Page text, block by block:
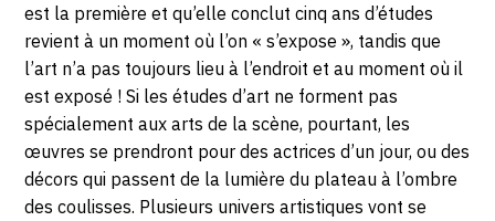
est la première et qu’elle conclut cinq ans d’études
revient à un moment où l’on « s’expose », tandis que
l’art n’a pas toujours lieu à l’endroit et au moment où il
est exposé ! Si les études d’art ne forment pas
spécialement aux arts de la scène, pourtant, les
œuvres se prendront pour des actrices d’un jour, ou des
décors qui passent de la lumière du plateau à l’ombre
des coulisses. Plusieurs univers artistiques vont se